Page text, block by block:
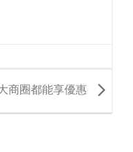
商圈都能享優惠